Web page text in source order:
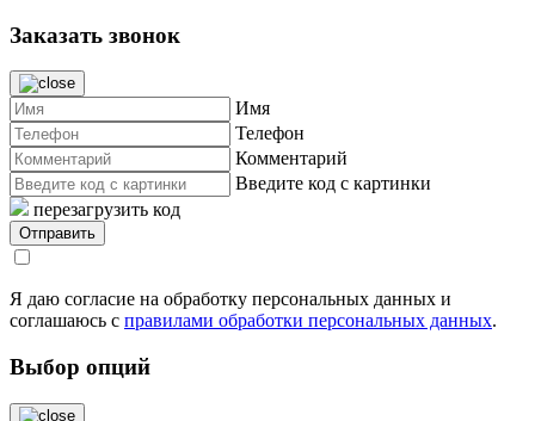
Заказать звонок
Имя
Телефон
Комментарий
Введите код с картинки
перезагрузить код
Я даю согласие на обработку персональных данных и
соглашаюсь с правилами обработки персональных данных.
Выбор опций